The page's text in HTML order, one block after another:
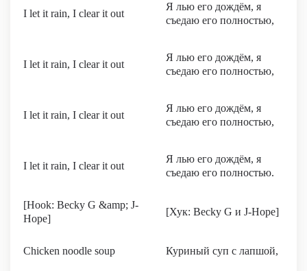
I let it rain, I clear it out
Я лью его дождём, я
съедаю его полностью,
I let it rain, I clear it out
Я лью его дождём, я
съедаю его полностью,
I let it rain, I clear it out
Я лью его дождём, я
съедаю его полностью,
I let it rain, I clear it out
Я лью его дождём, я
съедаю его полностью.
[Hook: Becky G &amp; J-
Hope]
[Хук: Becky G и J-Hope]
Chicken noodle soup Куриный суп с лапшой,